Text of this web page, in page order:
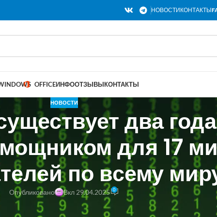
НОВОСТИКОНТАКТЫ
OFFICEИНФООТЗЫВЫКОНТАКТЫ
НОВОСТИ
два
для 17
по всему
Опубликовано Вкл 29.04.2025 0
отмечает свое двухлетие, став незаменимым помощником
до версии 2.0, став умнее, быстрее и мощнее. Нейросеть